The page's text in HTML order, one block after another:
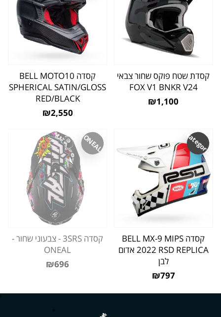
קסדת שטח פוקס שחור צבאי
FOX V1 BNKR V24
₪1,100
קסדה BELL MOTO10
SPHERICAL SATIN/GLOSS
RED/BLACK
₪2,550
Uncategorized
קסדה BELL MX-9 MIPS
2022 RSD REPLICA אדום
לבן
₪797
ONEAL
קסדה 3SRS - צבעוני שחור -
ONEAL
₪696